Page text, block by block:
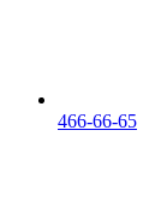
466-66-65